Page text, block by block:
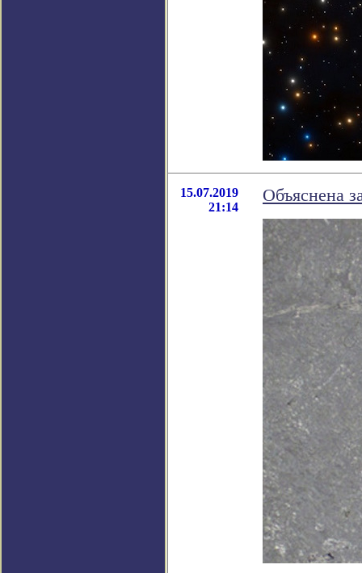
15.07.2019
21:14
Объяснена